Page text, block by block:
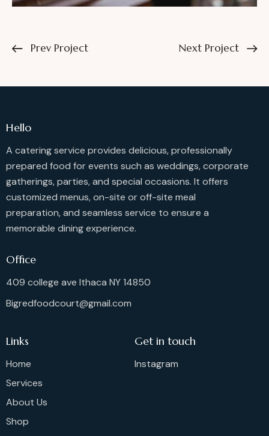
Prev Project Next Project
Hello
A catering service provides delicious, professionally
prepared food for events such as weddings, corporate
gatherings, parties, and special occasions. It offers
customized menus, on-site or off-site meal
preparation, and seamless service to ensure a
memorable dining experience.
Office
409 college ave Ithaca NY 14850
Bigredfoodcourt@gmail.com
Links
Home
Services
About Us
Shop
Get in touch
Instagram